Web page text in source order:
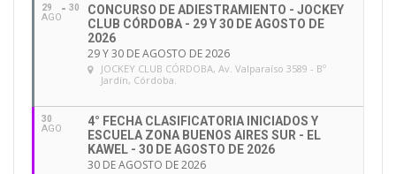
29
AGO
30
CONCURSO DE ADIESTRAMIENTO - JOCKEY
CLUB CÓRDOBA - 29 Y 30 DE AGOSTO DE
2026
29 Y 30 DE AGOSTO DE 2026
JOCKEY CLUB CÓRDOBA, Av. Valparaíso 3589 - Bº
Jardín, Córdoba.
30
AGO
4° FECHA CLASIFICATORIA INICIADOS Y
ESCUELA ZONA BUENOS AIRES SUR - EL
KAWEL - 30 DE AGOSTO DE 2026
30 DE AGOSTO DE 2026